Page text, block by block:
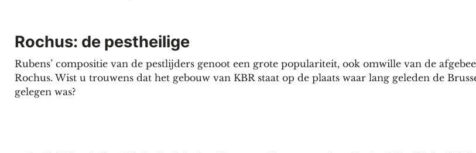
Rochus: de pestheilige
Rubens’ compositie van de pestlijders genoot een grote populariteit, ook omwille van de
Rochus. Wist u trouwens dat het gebouw van KBR staat op de plaats waar lang geleden de
gelegen was?